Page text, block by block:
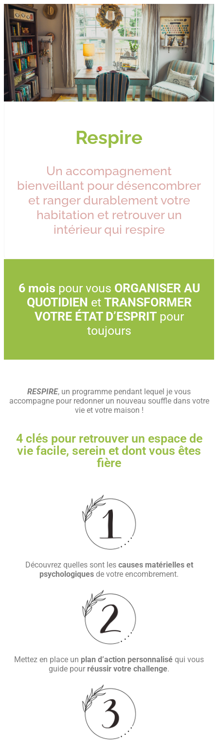
Respire
Un accompagnement
bienveillant pour désencombrer
et ranger durablement votre
habitation et retrouver un
intérieur qui respire
6 mois pour vous ORGANISER AU
QUOTIDIEN et TRANSFORMER
VOTRE ÉTAT D’ESPRITpour
toujours
RESPIRE, un programme pendant lequel je vous
accompagne pour redonner un nouveau souffle dans votre
vie et votre maison !
4 clés pour retrouver un espace de
vie facile, serein et dont vous êtes
fière
Découvrez quelles sont les causes matérielles et
psychologiques de votre encombrement.
Mettez en place un plan d’action personnalisé qui vous
guide pour réussir votre challenge.